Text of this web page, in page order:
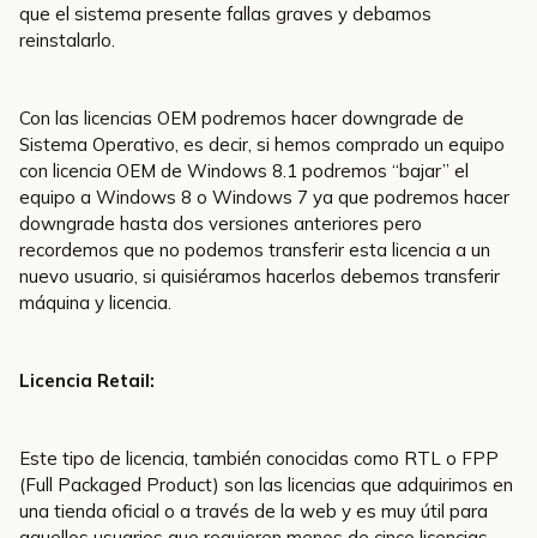
que el sistema presente fallas graves y debamos
reinstalarlo.
Con las licencias OEM podremos hacer downgrade de
Sistema Operativo, es decir, si hemos comprado un equipo
con licencia OEM de Windows 8.1 podremos “bajar” el
equipo a Windows 8 o Windows 7 ya que podremos hacer
downgrade hasta dos versiones anteriores pero
recordemos que no podemos transferir esta licencia a un
nuevo usuario, si quisiéramos hacerlos debemos transferir
máquina y licencia.
Licencia Retail:
Este tipo de licencia, también conocidas como RTL o FPP
(Full Packaged Product) son las licencias que adquirimos en
una tienda oficial o a través de la web y es muy útil para